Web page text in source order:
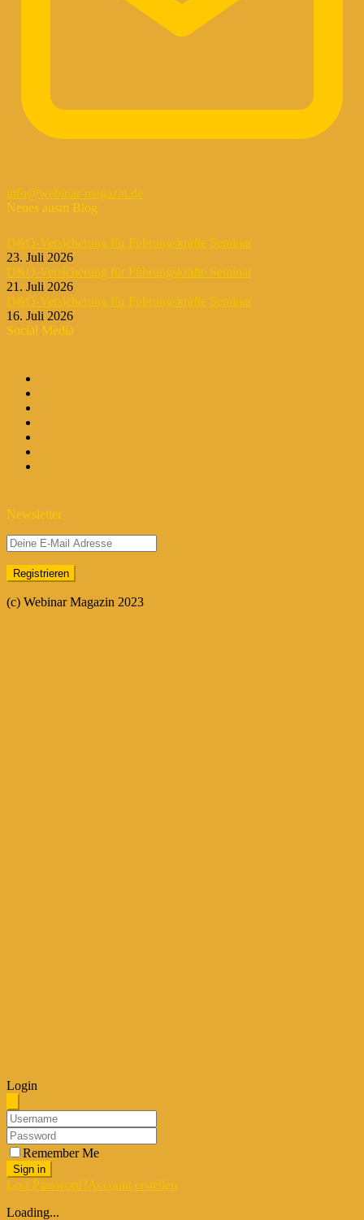
info@webinar-magazin.de
Neues ausm Blog
D&O-Versicherung für Führungskräfte Seminar
23. Juli 2026
D&O-Versicherung für Führungskräfte Seminar
21. Juli 2026
D&O-Versicherung für Führungskräfte Seminar
16. Juli 2026
Social Media
Newsletter
(c) Webinar Magazin 2023
Login
Remember Me
Sign in
Lost Password?Account erstellen
Loading...